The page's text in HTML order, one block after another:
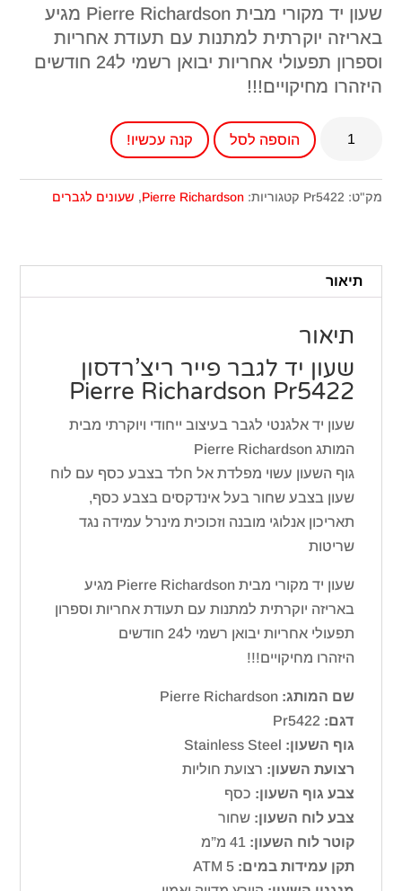
שעון יד מקורי מבית Pierre Richardson מגיע
באריזה יוקרתית למתנות עם תעודת אחריות
וספרון תפעולי אחריות יבואן רשמי ל24 חודשים
היזהרו מחיקויים!!!
יד
ריצ'רדסון
Pr5422
הוספה לסל קנה עכשיו!
מק"ט: Pr5422 קטגוריות:Pierre Richardson
, שעונים לגברים
תיאור
תיאור
שעון יד לגבר פייר ריצ’רדסון
Pierre Richardson Pr5422
שעון יד אלגנטי לגבר בעיצוב ייחודי ויוקרתי מבית
המותג Pierre Richardson
גוף השעון עשוי מפלדת אל חלד בצבע כסף עם לוח
שעון בצבע שחור בעל אינדקסים בצבע כסף,
תאריכון אנלוגי מובנה וזכוכית מינרל עמידה נגד
שריטות
שעון יד מקורי מבית Pierre Richardson מגיע
באריזה יוקרתית למתנות עם תעודת אחריות וספרון
תפעולי אחריות יבואן רשמי ל24 חודשים
היזהרו מחיקויים!!!
שם המותג: Pierre Richardson
דגם:
גוף השעון:
רצועת השעון: רצועת חוליות
צבע גוף השעון: כסף
צבע לוח השעון:שחור
קוטר לוח השעון:
תקן עמידות במים: ATM 5